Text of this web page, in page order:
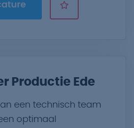
Productie Ede
een technisch team
optimaal